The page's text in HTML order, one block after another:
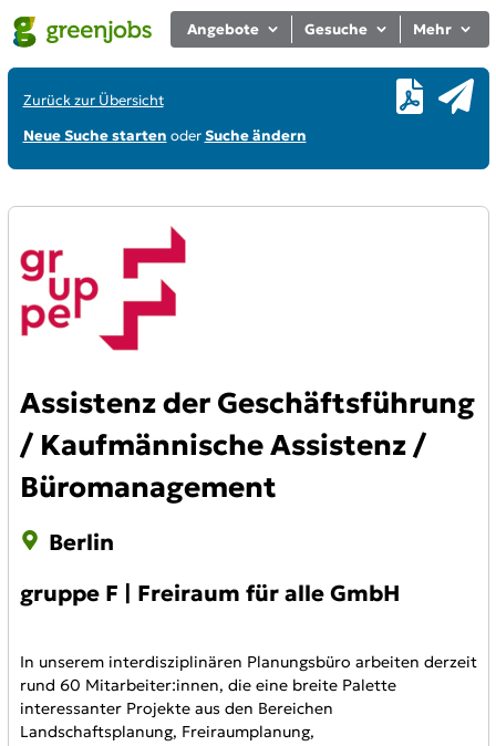
Angebote Gesuche Mehr
Zurück zur Übersicht
Neue Suche starten oderSuche ändern
Assistenz der Geschäftsführung
/ Kaufmännische Assistenz /
Büromanagement
Berlin
gruppe F | Freiraum für alle GmbH
In unserem interdisziplinären Planungsbüro arbeiten derzeit
rund 60 Mitarbeiter:innen, die eine breite Palette
interessanter Projekte aus den Bereichen
Landschaftsplanung, Freiraumplanung,